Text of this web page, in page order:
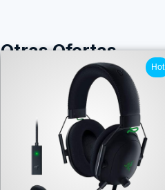
Otras Ofertas
Hot